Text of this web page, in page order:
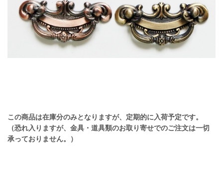
この商品は在庫分のみとなりますが、定期的に入荷予定です。
（恐れ入りますが、金具・道具類のお取り寄せでのご注文は一切
承っておりません。）